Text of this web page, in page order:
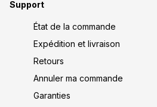
Support
État de la commande
Expédition et livraison
Retours
Annuler ma commande
Garanties